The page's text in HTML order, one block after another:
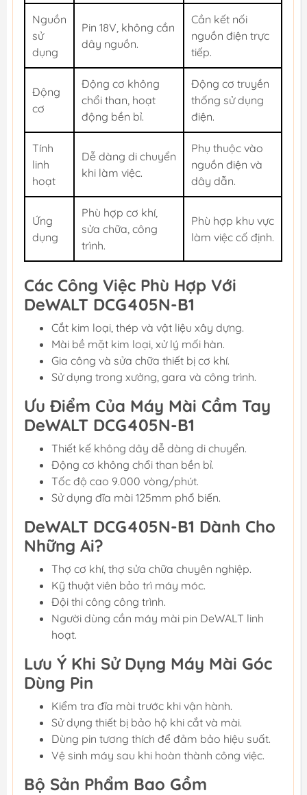
Nguồn
sử
dụng
Pin 18V, không cần
dây nguồn.
Cần kết nối
nguồn điện trực
tiếp.
Động
cơ
Động cơ không
chổi than, hoạt
động bền bỉ.
Động cơ truyền
thống sử dụng
điện.
Tính
linh
hoạt
Dễ dàng di chuyển
khi làm việc.
Phụ thuộc vào
nguồn điện và
dây dẫn.
Ứng
dụng
Phù hợp cơ khí,
sửa chữa, công
trình.
Phù hợp khu vực
làm việc cố định.
Các Công Việc Phù Hợp Với
DeWALT DCG405N-B1
Cắt kim loại, thép và vật liệu xây dựng.
Mài bề mặt kim loại, xử lý mối hàn.
Gia công và sửa chữa thiết bị cơ khí.
Sử dụng trong xưởng, gara và công trình.
Ưu Điểm Của Máy Mài Cầm Tay
DeWALT DCG405N-B1
Thiết kế không dây dễ dàng di chuyển.
Động cơ không chổi than bền bỉ.
Tốc độ cao 9.000 vòng/phút.
Sử dụng đĩa mài 125mm phổ biến.
DeWALT DCG405N-B1 Dành Cho
Những Ai?
Thợ cơ khí, thợ sửa chữa chuyên nghiệp.
Kỹ thuật viên bảo trì máy móc.
Đội thi công công trình.
Người dùng cần máy mài pin DeWALT linh
hoạt.
Lưu Ý Khi Sử Dụng Máy Mài Góc
Dùng Pin
Kiểm tra đĩa mài trước khi vận hành.
Sử dụng thiết bị bảo hộ khi cắt và mài.
Dùng pin tương thích để đảm bảo hiệu suất.
Vệ sinh máy sau khi hoàn thành công việc.
Bộ Sản Phẩm Bao Gồm